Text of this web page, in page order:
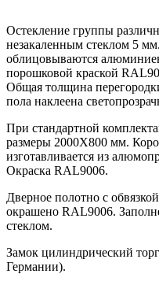
Остекление группы
незакаленным стеклом 5
облицовываются
порошковой краской
Общая толщина
пола наклеена
При стандартной
размеры 2000Х800 мм.
изготавливается из
Окраска RAL9006.
Дверное полотно с
окрашено RAL9006.
стеклом.
Замок цилиндрический
Германии).